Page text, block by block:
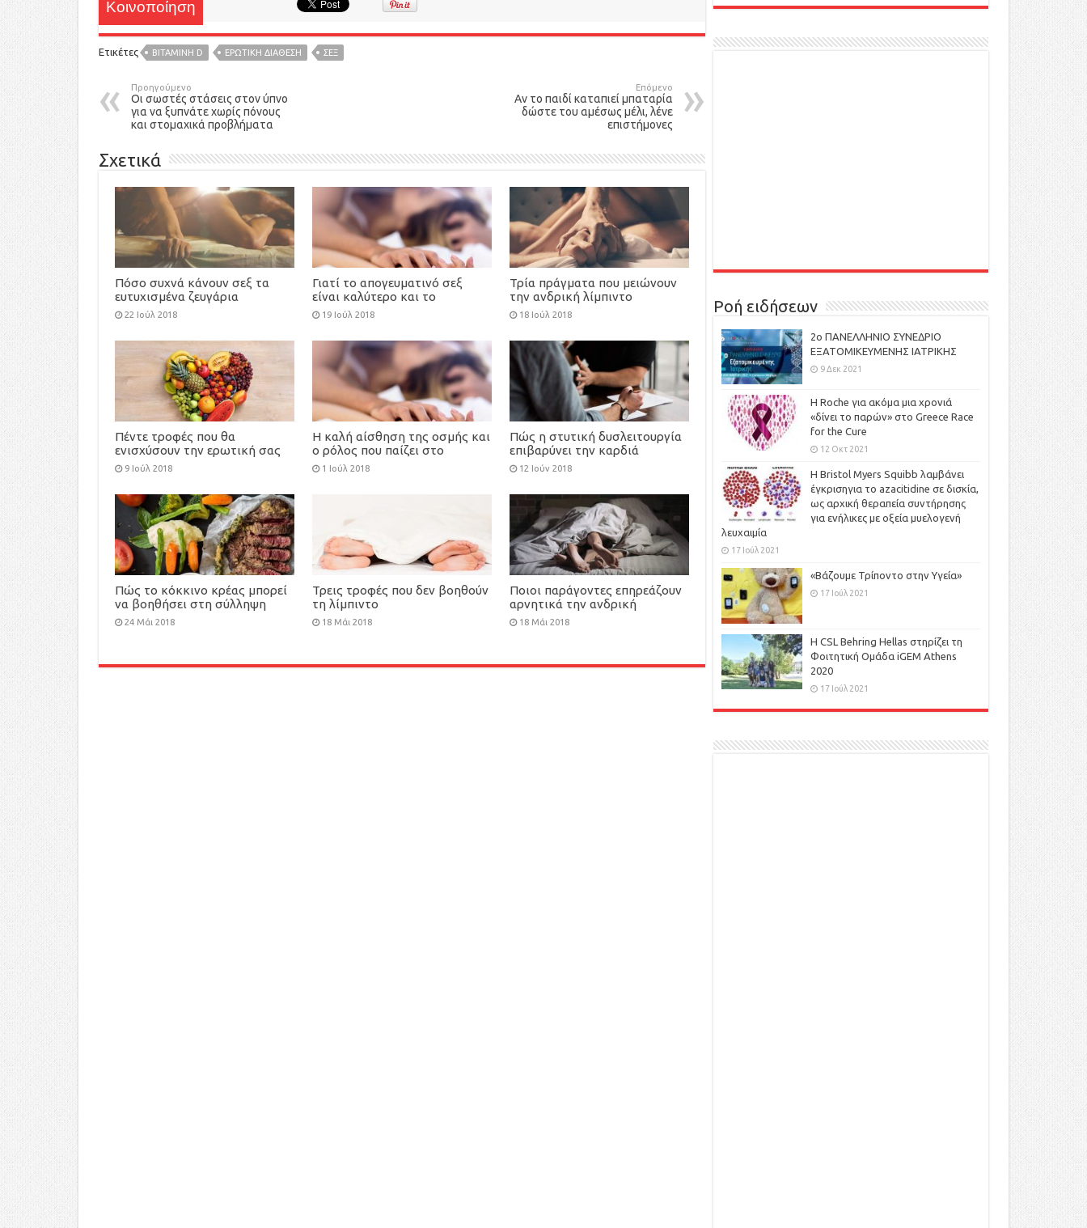
Κοινοποίηση
Ετικέτες ΒΙΤΑΜΊΝΗ D ΕΡΩΤΙΚΗ ΔΙΑΘΕΣΗ ΣΕΞ
Προηγούμενο
Οι σωστές στάσεις στον ύπνο
για να ξυπνάτε χωρίς πόνους
και στομαχικά προβλήματα
Επόμενο
Αν το παιδί καταπιεί μπαταρία
δώστε του αμέσως μέλι, λένε
επιστήμονες
Σχετικά
Πόσο συχνά κάνουν σεξ τα
ευτυχισμένα ζευγάρια
22 Ιούλ 2018
Γιατί το απογευματινό σεξ
είναι καλύτερο και το
καλοκαίρι;
19 Ιούλ 2018
Τρία πράγματα που μειώνουν
την ανδρική λίμπιντο
18 Ιούλ 2018
Πέντε τροφές που θα
ενισχύσουν την ερωτική σας
διάθεση
9 Ιούλ 2018
Η καλή αίσθηση της οσμής και
ο ρόλος που παίζει στο
κρεβάτι
1 Ιούλ 2018
Πώς η στυτική δυσλειτουργία
επιβαρύνει την καρδιά
12 Ιούν 2018
Πώς το κόκκινο κρέας μπορεί
να βοηθήσει στη σύλληψη
παιδιού
24 Μάι 2018
Τρεις τροφές που δεν βοηθούν
τη λίμπιντο
18 Μάι 2018
Ποιοι παράγοντες επηρεάζουν
αρνητικά την ανδρική
γονιμότητα
18 Μάι 2018
Ροή ειδήσεων
2ο ΠΑΝΕΛΛΗΝΙΟ ΣΥΝΕΔΡΙΟ
ΕΞΑΤΟΜΙΚΕΥΜΕΝΗΣ ΙΑΤΡΙΚΗΣ
9 Δεκ 2021
H Roche για ακόμα μια χρονιά
«δίνει το παρών» στο Greece Race
for the Cure
12 Οκτ 2021
Η Bristol Myers Squibb λαμβάνει
έγκρισηγια το azacitidine σε δισκία,
ως αρχική θεραπεία συντήρησης
για ενήλικες με οξεία μυελογενή
λευχαιμία
17 Ιούλ 2021
«Βάζουμε Τρίποντο στην Υγεία»
17 Ιούλ 2021
H CSL Behring Hellas στηρίζει τη
Φοιτητική Ομάδα iGEM Athens
2020
17 Ιούλ 2021